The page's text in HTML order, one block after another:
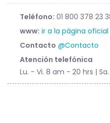
Teléfono: 01 800 378 23
www: ir a la página oficial
Contacto @Contacto
Atención telefónica
Lu. - Vi. 8 am - 20 hrs |